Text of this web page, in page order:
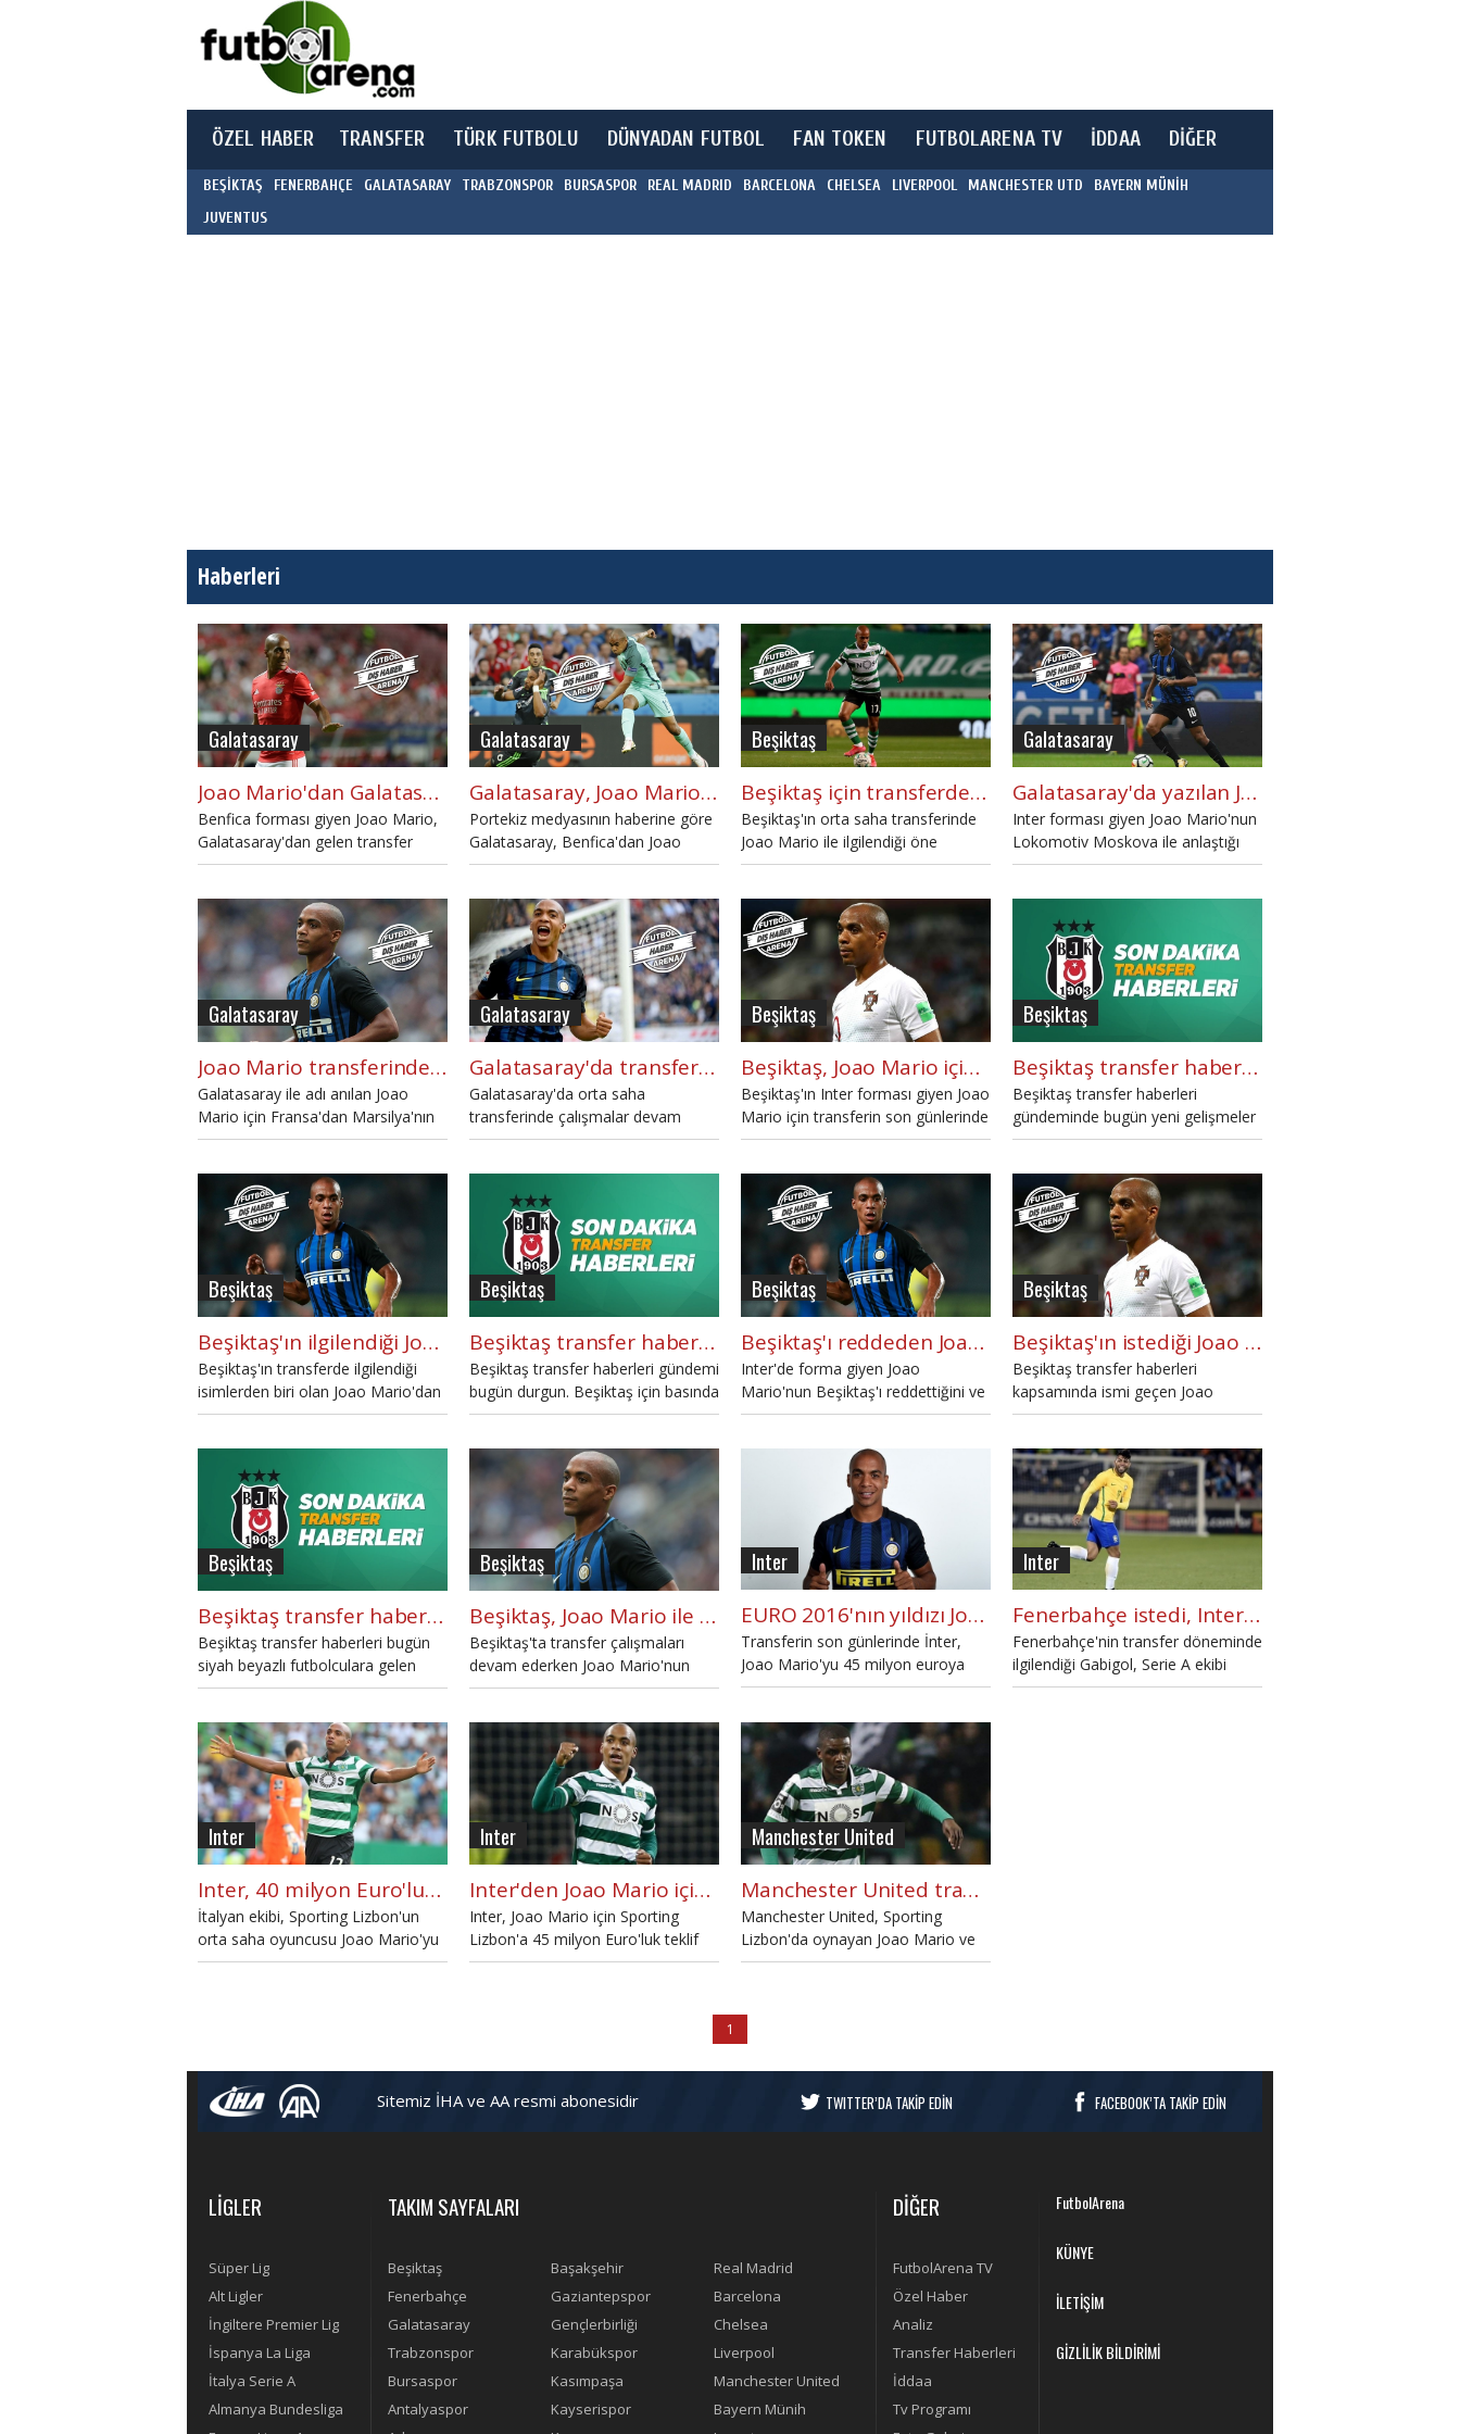
ÖZEL HABER TRANSFER TÜRK FUTBOLU DÜNYADAN FUTBOL FAN TOKEN FUTBOLARENA TV İDDAA DİĞER
BEŞİKTAŞ FENERBAHÇE GALATASARAY TRABZONSPOR BURSASPOR REAL MADRID BARCELONA CHELSEA LIVERPOOL MANCHESTER UTD
BAYERN MÜNİH
JUVENTUS
Haberleri
Galatasaray
Joao Mario'dan Galatasaray'a transfer yanıtı
Benfica forması giyen Joao Mario,
Galatasaray'dan gelen transfer
teklifine olumsuz yanıt verdi.
Galatasaray
Galatasaray, Joao Mario transferi için devrede
Portekiz medyasının haberine göre
Galatasaray, Benfica'dan Joao
Mario'nun transferiyle ilgileniyor.
Beşiktaş
Beşiktaş için transferde Joao Mario iddiası
Beşiktaş'ın orta saha transferinde
Joao Mario ile ilgilendiği öne
sürüldü.
Galatasaray
Galatasaray'da yazılan Joao Mario, Lokootiv Moskova'da
Inter forması giyen Joao Mario'nun
Lokomotiv Moskova ile anlaştığı
belirtildi.
Galatasaray
Joao Mario transferinde Galatasaray'a rakip
Galatasaray ile adı anılan Joao
Mario için Fransa'dan Marsilya'nın
da devreye girdiği iddia edildi.
Galatasaray
Galatasaray'da transferde Joao Mario sürprizi
Galatasaray'da orta saha
transferinde çalışmalar devam
ederken Joao Mario ismi gündeme
Beşiktaş
Beşiktaş, Joao Mario için atağa geçti
Beşiktaş'ın Inter forması giyen Joao
Mario için transferin son günlerinde
bir kez daha atağa geçtiği iddia
Beşiktaş
Beşiktaş transfer haberleri: Shinji Kagawa, Adem Ljajic (28 Ağustos 2018 Salı)
Beşiktaş transfer haberleri
gündeminde bugün yeni gelişmeler
söz konusu. Beşiktaş için basında
Beşiktaş transfer haberleri bu
haberde.
Beşiktaş
Beşiktaş'ın ilgilendiği Joao Mario teklifi reddetti
Beşiktaş'ın transferde ilgilendiği
isimlerden biri olan Joao Mario'dan
Siyah-Beyazlılara bir kötü haber
Beşiktaş
Beşiktaş transfer haberleri: Marco Fabian, Joao Mario (25 Ağustos 2018 Cumartesi)
Beşiktaş transfer haberleri gündemi
bugün durgun. Beşiktaş için basında
beş transfer ihtimali yazıldı. Günün
haberde.
Beşiktaş
Beşiktaş'ı reddeden Joao Mario kulüp bulamadı
Inter'de forma giyen Joao
Mario'nun Beşiktaş'ı reddettiğini ve
başka bir teklif gelmeyince Inter'de
Beşiktaş
Beşiktaş'ın istediği Joao Mario'ya sürpriz talip
Beşiktaş transfer haberleri
kapsamında ismi geçen Joao
Mario'ya İspanyol devi Sevilla'nın da
Beşiktaş
Beşiktaş transfer haberleri: Joao Mario, Quaresma (14 Ağustos 2018 Salı)
Beşiktaş transfer haberleri bugün
siyah beyazlı futbolculara gelen
tekliflerle dikkat çekti. Kartal hem
gönderebilir... 14 Ağustos Salı Son
Dakika BJK Transfer haberleri
burada.
Beşiktaş
Beşiktaş, Joao Mario ile ilgileniyor iddiası
Beşiktaş'ta transfer çalışmaları
devam ederken Joao Mario'nun
gündemde olduğu ve yöneticilerin
Beşiktaş, Joao Mario'yu transfer
Inter
EURO 2016'nın yıldızı Joao Mario, İnter'de
Transferin son günlerinde İnter,
Joao Mario'yu 45 milyon euroya
transfer etti.
Inter
Fenerbahçe istedi, Inter kadrosuna kattı
Fenerbahçe'nin transfer döneminde
ilgilendiği Gabigol, Serie A ekibi
Inter'e imza attı.
Inter
Inter, 40 milyon Euro'luk transferi bitiriyor
İtalyan ekibi, Sporting Lizbon'un
orta saha oyuncusu Joao Mario'yu
kadrosuna katıyor.
Inter
Inter'den Joao Mario için 45 milyon Euro
Inter, Joao Mario için Sporting
Lizbon'a 45 milyon Euro'luk teklif
yaptı.
Manchester United
Manchester United transferde iki yıldızın peşinde
Manchester United, Sporting
Lizbon'da oynayan Joao Mario ve
William Carvalho'nun peşinde.
1
Sitemiz İHA ve AA resmi abonesidir TWITTER’DA TAKİP EDİN FACEBOOK’TA TAKİP EDİN
LİGLER
Süper Lig
Alt Ligler
İngiltere Premier Lig
İspanya La Liga
İtalya Serie A
Almanya Bundesliga
TAKIM SAYFALARI
Beşiktaş Başakşehir
Real Madrid
Fenerbahçe
Gaziantepspor
Barcelona
Galatasaray
Gençlerbirliği
Chelsea
Trabzonspor
Karabükspor
Liverpool
Bursaspor
Kasımpaşa
Manchester United
Antalyaspor
Kayserispor
Bayern Münih
DİĞER
FutbolArena TV
Özel Haber
Analiz
Transfer Haberleri
İddaa
Tv Programı
FutbolArena
KÜNYE
İLETİŞİM
GİZLİLİK BİLDİRİMİ